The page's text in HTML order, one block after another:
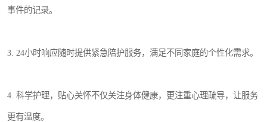
事件的记录。
3. 24小时响应随时提供紧急陪护服务，满足不同家庭的个性化需求。
4. 科学护理，贴心关怀不仅关注身体健康，更注重心理疏导，让服务
更有温度。